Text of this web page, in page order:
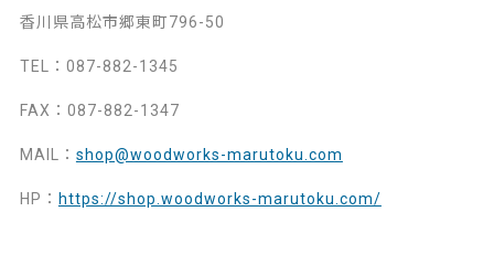
香川県高松市郷東町796-50
TEL：087-882-1345
FAX：087-882-1347
MAIL： shop@woodworks-marutoku.com
HP： https://shop.woodworks-marutoku.com/